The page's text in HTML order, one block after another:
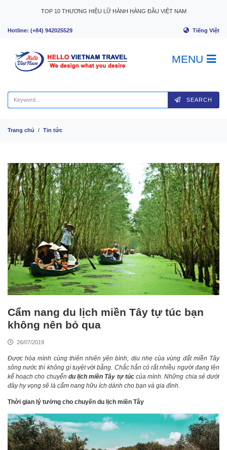
TOP 10 THƯƠNG HIỆU LỮ HÀNH HÀNG ĐẦU VIỆT NAM
Hotline: (+84) 942025529 Tiếng Việt
MENU
SEARCH
Trang chủ Tin tức
Cẩm nang du lịch miền Tây tự túc bạn
không nên bỏ qua
26/07/2019
Được hòa mình cùng thiên nhiên yên bình, dịu nhẹ của vùng đất miền Tây
sông nước thì không gì tuyệt vời bằng. Chắc hẳn có rất nhiều người đang lên
kế hoạch cho chuyến du lịch miền Tây tự túccủa mình. Những chia sẻ dưới
đây hy vọng sẽ là cẩm nang hữu ích dành cho bạn và gia đình.
Thời gian lý tưởng cho chuyến du lịch miền Tây